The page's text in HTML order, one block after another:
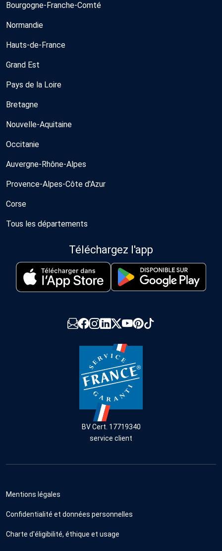
Bourgogne-Franche-Comté
Normandie
Hauts-de-France
Grand Est
Pays de la Loire
Bretagne
Nouvelle-Aquitaine
Occitanie
Auvergne-Rhône-Alpes
Provence-Alpes-Côte d'Azur
Corse
Tous les départements
Téléchargez l'app
BV Cert. 17719340
service client
Mentions légales
Confidentialité et données personnelles
Charte d'éligibilité, éthique et usage